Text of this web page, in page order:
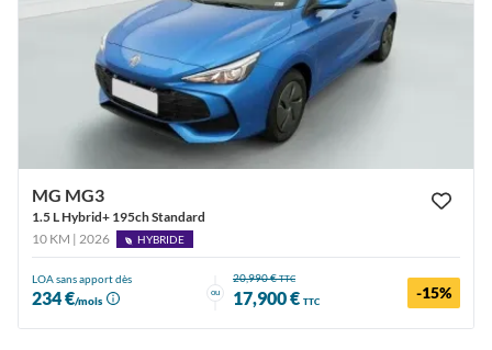
MG MG3
1.5 L Hybrid+ 195ch Standard
10 KM | 2026
HYBRIDE
LOA sans apport dès
234 €/mois
ou
20,990 €TTC
17,900 € TTC -15%